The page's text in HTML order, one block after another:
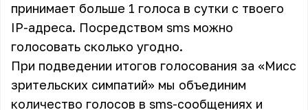
принимает больше 1 голоса в сутки с твоего
IP-адреса. Посредством sms можно
голосовать сколько угодно.
При подведении итогов голосования за «Мисс
зрительских симпатий» мы объединим
количество голосов в sms-сообщениях и